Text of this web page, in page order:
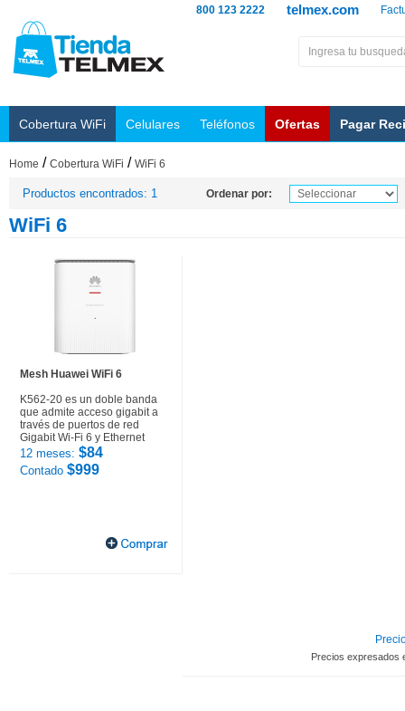
telmex.com
800 123 2222
Cobertura WiFi Celulares Teléfonos Ofertas Pagar
Home / Cobertura WiFi / WiFi 6
Productos encontrados: 1 Ordenar por:
WiFi 6
Mesh Huawei WiFi 6
K562-20 es un doble banda
que admite acceso gigabit a
través de puertos de red
Gigabit Wi-Fi 6 y Ethernet
12 meses: $84
Contado $999
Precios expresados